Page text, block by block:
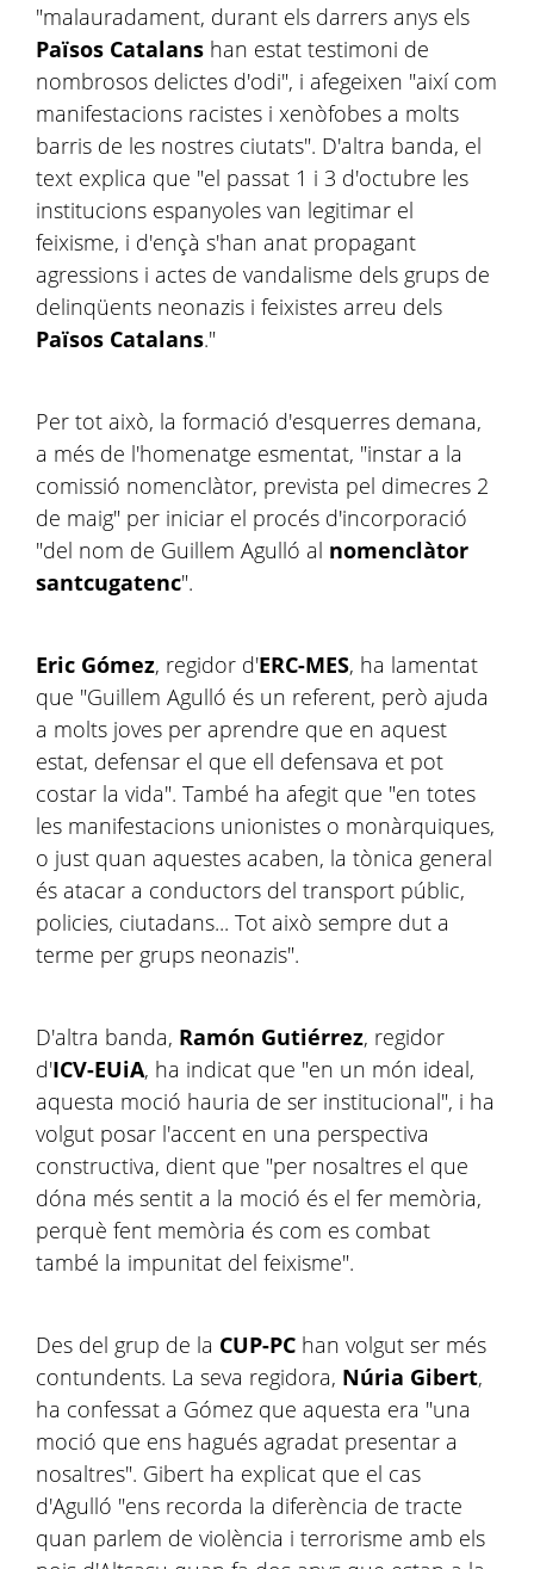
"malauradament, durant els darrers anys els
Països Catalans han estat testimoni de
nombrosos delictes d'odi", i afegeixen "així com
manifestacions racistes i xenòfobes a molts
barris de les nostres ciutats". D'altra banda, el
text explica que "el passat 1 i 3 d'octubre les
institucions espanyoles van legitimar el
feixisme, i d'ençà s'han anat propagant
agressions i actes de vandalisme dels grups de
delinqüents neonazis i feixistes arreu dels
Països Catalans."
Per tot això, la formació d'esquerres demana,
a més de l'homenatge esmentat, "instar a la
comissió nomenclàtor, prevista pel dimecres 2
de maig" per iniciar el procés d'incorporació
"del nom de Guillem Agulló al nomenclàtor
santcugatenc".
Eric Gómez, regidor d'ERC-MES, ha lamentat
que "Guillem Agulló és un referent, però ajuda
a molts joves per aprendre que en aquest
estat, defensar el que ell defensava et pot
costar la vida". També ha afegit que "en totes
les manifestacions unionistes o monàrquiques,
o just quan aquestes acaben, la tònica general
és atacar a conductors del transport públic,
policies, ciutadans... Tot això sempre dut a
terme per grups neonazis".
D'altra banda, Ramón Gutiérrez, regidor
d'ICV-EUiA, ha indicat que "en un món ideal,
aquesta moció hauria de ser institucional", i ha
volgut posar l'accent en una perspectiva
constructiva, dient que "per nosaltres el que
dóna més sentit a la moció és el fer memòria,
perquè fent memòria és com es combat
també la impunitat del feixisme".
Des del grup de la CUP-PC han volgut ser més
contundents. La seva regidora, Núria Gibert,
ha confessat a Gómez que aquesta era "una
moció que ens hagués agradat presentar a
nosaltres". Gibert ha explicat que el cas
d'Agulló "ens recorda la diferència de tracte
quan parlem de violència i terrorisme amb els